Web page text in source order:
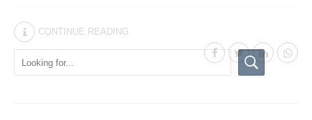
CONTINUE READING